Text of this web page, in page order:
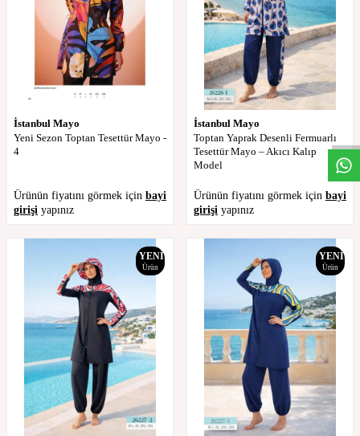
İstanbul Mayo
Yeni Sezon Toptan Tesettür Mayo -
4
Ürünün fiyatını görmek için bayi
girişi yapınız
İstanbul Mayo
Toptan Yaprak Desenli Fermuarlı
Tesettür Mayo – Akıcı Kalıp
Model
Ürünün fiyatını görmek için bayi
girişi yapınız
YENI
Ürün
YENI
Ürün